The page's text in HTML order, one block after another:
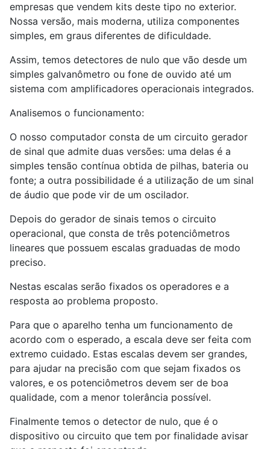
empresas que vendem kits deste tipo no exterior.
Nossa versão, mais moderna, utiliza componentes
simples, em graus diferentes de dificuldade.
Assim, temos detectores de nulo que vão desde um
simples galvanômetro ou fone de ouvido até um
sistema com amplificadores operacionais integrados.
Analisemos o funcionamento:
O nosso computador consta de um circuito gerador
de sinal que admite duas versões: uma delas é a
simples tensão contínua obtida de pilhas, bateria ou
fonte; a outra possibilidade é a utilização de um sinal
de áudio que pode vir de um oscilador.
Depois do gerador de sinais temos o circuito
operacional, que consta de três potenciômetros
lineares que possuem escalas graduadas de modo
preciso.
Nestas escalas serão fixados os operadores e a
resposta ao problema proposto.
Para que o aparelho tenha um funcionamento de
acordo com o esperado, a escala deve ser feita com
extremo cuidado. Estas escalas devem ser grandes,
para ajudar na precisão com que sejam fixados os
valores, e os potenciômetros devem ser de boa
qualidade, com a menor tolerância possível.
Finalmente temos o detector de nulo, que é o
dispositivo ou circuito que tem por finalidade avisar